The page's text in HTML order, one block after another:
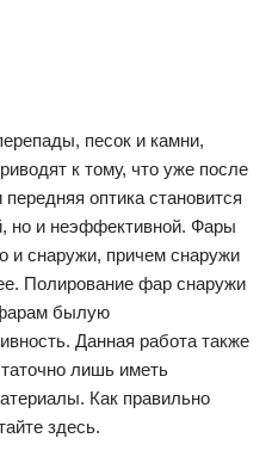
песок и камни,
к тому, что уже после
оптика становится
но и неэффективной. Фары
и снаружи, причем снаружи
Полирование фар снаружи
былую
Данная работа также
лишь иметь
Как правильно
здесь.